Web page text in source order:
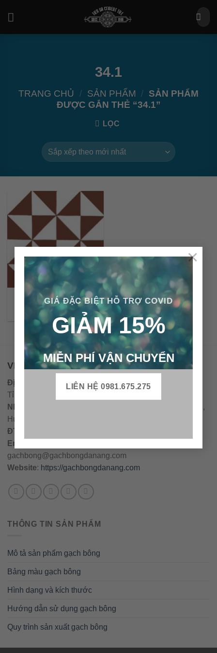
GIÁ ĐẶC BIỆT HỖ TRỢ COVID
GIẢM 15%
MIỄN PHÍ VẬN CHUYỂN
LIÊN HỆ 0981.675.275
×
Tìm
kiếm:
34.1
TRANG CHỦ / SẢN PHẨM / SẢN PHẨM
ĐƯỢC GẮN THẺ “34.1”
LỌC
Gạch bông cổ điển CTS
34.1
VPĐD - CTY TNHH GẠCH BÔNG VIỆT NAM
Địa chỉ:
CCN Quán Lát, Xã Đức Chánh, Huyện Mộ Đức,
Tỉnh Quảng Ngãi
Nhà máy miền trung:
L1 CCN Quán Lát, Xã Đức Chánh,
Huyện Mộ Đức, Tỉnh Quảng Ngãi, Việt Nam
ĐT
Email
gachbong@gachbongdanang.com
Website: https://gachbongdanang.com
THÔNG TIN SẢN PHẨM
Mô tả sản phẩm gạch bông
Bảng màu gạch bông
Hình dạng và kích thước
Hướng dẫn sử dụng gạch bông
Quy trình sản xuất gạch bông